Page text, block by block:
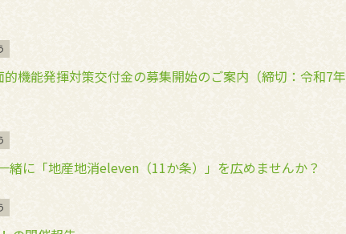
機能発揮対策交付金の募集開始のご案内（締切：令和7年
緒に「地産地消eleven（11か条）」を広めませんか？